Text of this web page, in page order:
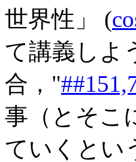
世界性」 (
て講義しよ
合，"
事（とそこ
ていくとい